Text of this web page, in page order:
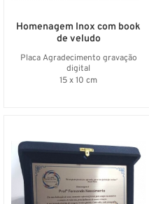
Placa Agradecimento gravação
digital
15 x 10 cm
Homenagem Inox com book
de veludo